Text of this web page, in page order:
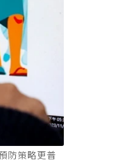
防策略更普